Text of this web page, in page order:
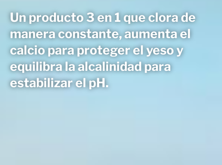
Un producto 3 en 1 que clora de
manera constante, aumenta el
calcio para proteger el yeso y
equilibra la alcalinidad para
estabilizar el pH.